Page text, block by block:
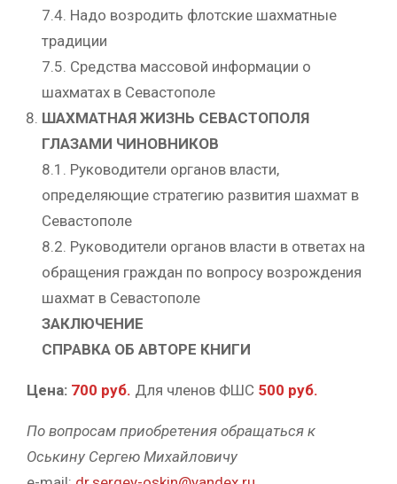
7.4. Надо возродить флотские шахматные
традиции
7.5. Средства массовой информации о
шахматах в Севастополе
ШАХМАТНАЯ ЖИЗНЬ СЕВАСТОПОЛЯ
ГЛАЗАМИ ЧИНОВНИКОВ
8.1. Руководители органов власти,
определяющие стратегию развития шахмат в
Севастополе
8.2. Руководители органов власти в ответах на
обращения граждан по вопросу возрождения
шахмат в Севастополе
ЗАКЛЮЧЕНИЕ
СПРАВКА ОБ АВТОРЕ КНИГИ
Цена: 700 руб. Для членов ФШС 500 руб.
По вопросам приобретения обращаться к
Оськину Сергею Михайловичу